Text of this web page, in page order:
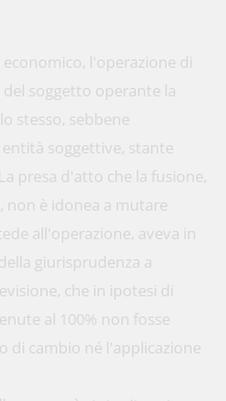
l'operazione di
soggetto operante la
stesso, sebbene
soggettive, stante
presa d'atto che la fusione,
non è idonea a mutare
all'operazione, aveva in
giurisprudenza a
che in ipotesi di
al 100% non fosse
di cambio né l'applicazione